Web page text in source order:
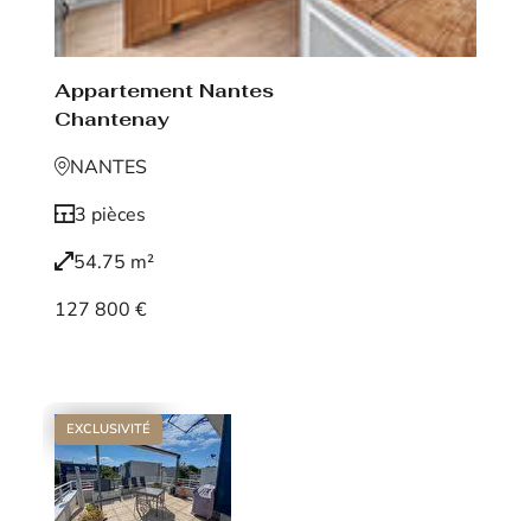
Appartement Nantes
Chantenay
NANTES
3 pièces
54.75 m²
127 800 €
EXCLUSIVITÉ